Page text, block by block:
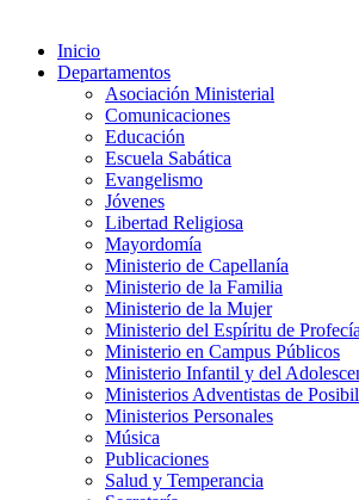
Inicio
Departamentos
Asociación Ministerial
Comunicaciones
Educación
Escuela Sabática
Evangelismo
Jóvenes
Libertad Religiosa
Mayordomía
Ministerio de Capellanía
Ministerio de la Familia
Ministerio de la Mujer
Ministerio del Espíritu de Profecía
Ministerio en Campus Públicos
Ministerio Infantil y del
Ministerios Adventistas de
Ministerios Personales
Música
Publicaciones
Salud y Temperancia